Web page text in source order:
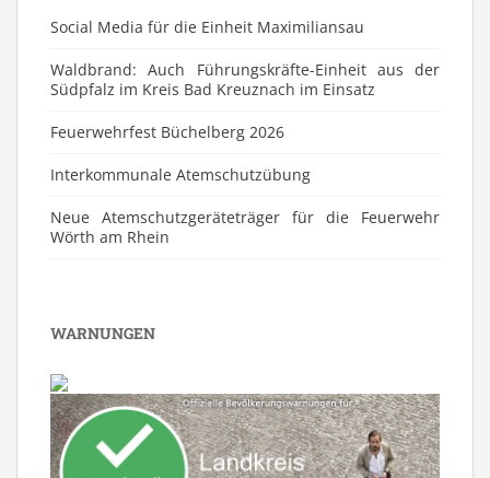
Social Media für die Einheit Maximiliansau
Waldbrand: Auch Führungskräfte-Einheit aus der
Südpfalz im Kreis Bad Kreuznach im Einsatz
Feuerwehrfest Büchelberg 2026
⁠Interkommunale Atemschutzübung
Neue Atemschutzgeräteträger für die Feuerwehr
Wörth am Rhein
WARNUNGEN